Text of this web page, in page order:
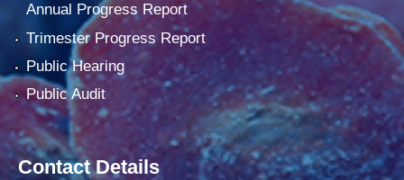
Annual Progress Report
Trimester Progress Report
Public Hearing
Public Audit
Contact Details